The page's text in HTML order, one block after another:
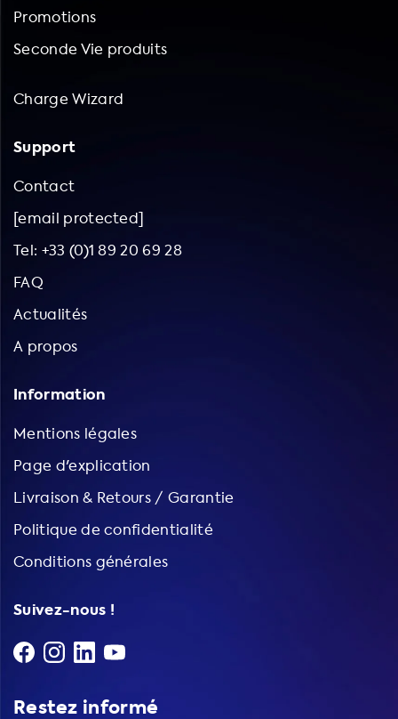
Promotions
Seconde Vie produits
Charge Wizard
Support
Contact
[email protected]
Tel: +33 (0)1 89 20 69 28
FAQ
Actualités
A propos
Information
Mentions légales
Page d'explication
Livraison & Retours / Garantie
Politique de confidentialité
Conditions générales
Suivez-nous !
Restez informé